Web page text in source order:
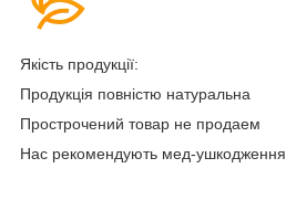
Якість продукції:
Продукція повністю натуральна
Прострочений товар не продаем
Нас рекомендують мед-ушкодження